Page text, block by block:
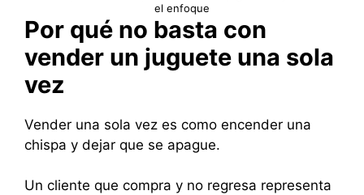
el enfoque
Por qué no basta con
vender un juguete una sola
vez
Vender una sola vez es como encender una
chispa y dejar que se apague.
Un cliente que compra y no regresa representa